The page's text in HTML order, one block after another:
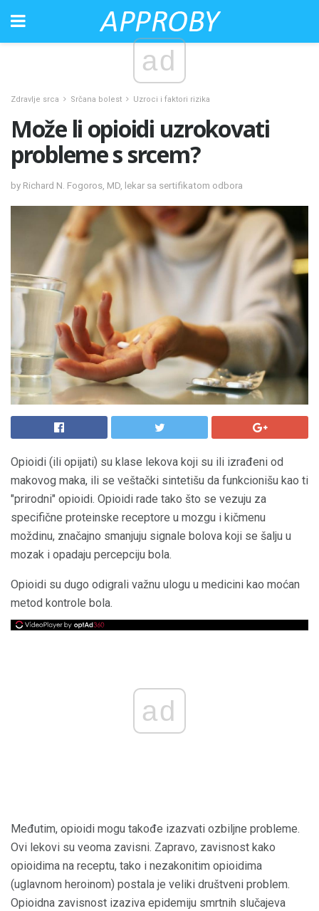
ad
Zdravlje srca Srčana bolest Uzroci i faktori rizika
Može li opioidi uzrokovati
probleme s srcem?
by Richard N. Fogoros, MD, lekar sa sertifikatom odbora
Opioidi (ili opijati) su klase lekova koji su ili izrađeni od
makovog maka, ili se veštački sintetišu da funkcionišu kao ti
"prirodni" opioidi. Opioidi rade tako što se vezuju za
specifične proteinske receptore u mozgu i kičmenu
moždinu, značajno smanjuju signale bolova koji se šalju u
mozak i opadaju percepciju bola.
Opioidi su dugo odigrali važnu ulogu u medicini kao moćan
metod kontrole bola.
ad
Međutim, opioidi mogu takođe izazvati ozbiljne probleme.
Ovi lekovi su veoma zavisni. Zapravo, zavisnost kako
opioidima na receptu, tako i nezakonitim opioidima
(uglavnom heroinom) postala je veliki društveni problem.
Opioidna zavisnost izaziva epidemiju smrtnih slučajeva